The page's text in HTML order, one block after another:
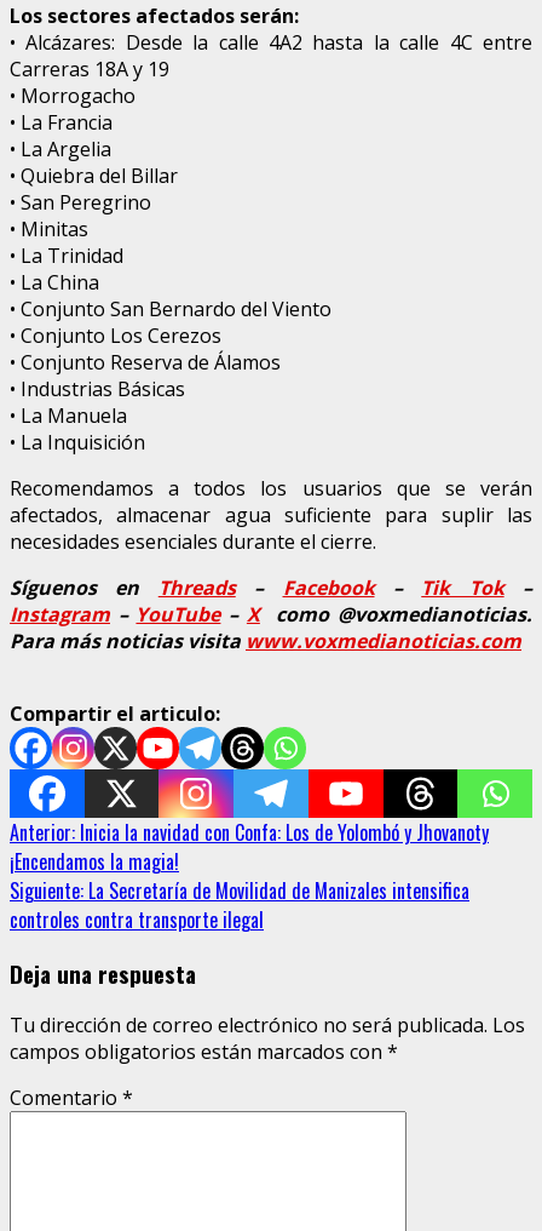
Los sectores afectados serán:
• Alcázares: Desde la calle 4A2 hasta la calle 4C entre
Carreras 18A y 19
• Morrogacho
• La Francia
• La Argelia
• Quiebra del Billar
• San Peregrino
• Minitas
• La Trinidad
• La China
• Conjunto San Bernardo del Viento
• Conjunto Los Cerezos
• Conjunto Reserva de Álamos
• Industrias Básicas
• La Manuela
• La Inquisición
Recomendamos a todos los usuarios que se verán
afectados, almacenar agua suficiente para suplir las
necesidades esenciales durante el cierre.
Síguenos en
Threads– Facebook– Tik Tok–
Instagram – YouTube– Xcomo @voxmedianoticias.
Para más noticias visita www.voxmedianoticias.com
Compartir el articulo:
Sigue
leyendo
Anterior: Inicia la navidad con Confa: Los de Yolombó y Jhovanoty
¡Encendamos la magia!
Siguiente: La Secretaría de Movilidad de Manizales intensifica
controles contra transporte ilegal
Deja una respuesta
Tu dirección de correo electrónico no será publicada. Los
campos obligatorios están marcados con *
Comentario *